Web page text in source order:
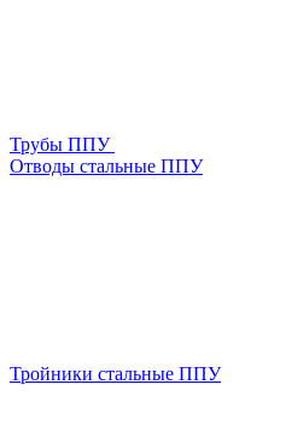
Трубы ППУ
Отводы стальные ППУ
Тройники стальные ППУ